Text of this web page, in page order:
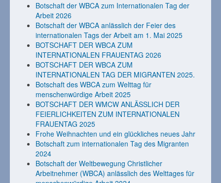
Botschaft der WBCA zum Internationalen Tag der
Arbeit 2026
Botschaft der WBCA anlässlich der Feier des
internationalen Tags der Arbeit am 1. Mai 2025
BOTSCHAFT DER WBCA ZUM
INTERNATIONALEN FRAUENTAG 2026
BOTSCHAFT DER WBCA ZUM
INTERNATIONALEN TAG DER MIGRANTEN 2025.
Botschaft des WBCA zum Welttag für
menschenwürdige Arbeit 2025
BOTSCHAFT DER WMCW ANLÄSSLICH DER
FEIERLICHKEITEN ZUM INTERNATIONALEN
FRAUENTAG 2025
Frohe Weihnachten und ein glückliches neues Jahr
Botschaft zum internationalen Tag des Migranten
2024
Botschaft der Weltbewegung Christlicher
Arbeitnehmer (WBCA) anlässlich des Welttages für